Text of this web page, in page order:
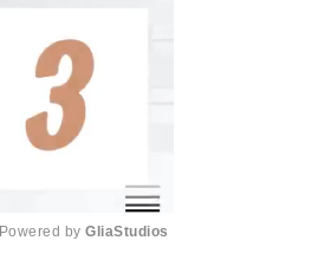
Powered by GliaStudios